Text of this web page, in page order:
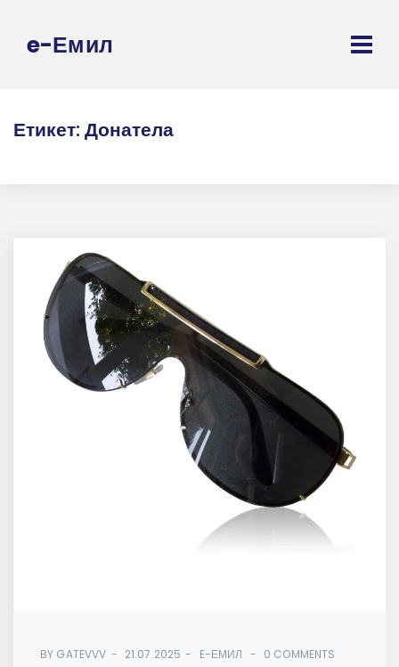
e-Емил
Етикет: Донатела
BY GATEVVV 21.07.2025 E-ЕМИЛ 0 COMMENTS